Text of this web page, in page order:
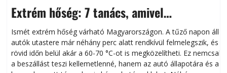
Extrém hőség: 7 tanács, amivel
megóvhatjuk autónkat a nyári károktól
Ismét extrém hőség várható Magyarországon. A tűző napon álló
autók utastere már néhány perc alatt rendkívül felmelegszik, és
rövid időn belül akár a 60-70 °C-ot is megközelítheti. Ez nemcsak
a beszállást teszi kellemetlenné, hanem az autó állapotára és a